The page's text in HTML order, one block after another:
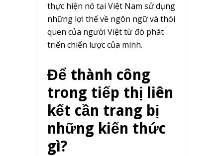
thực hiện nó tại Việt Nam sử dụng
những lợi thế về ngôn ngữ và thói
quen của người Việt từ đó phát
triển chiến lược của mình.
Để thành công
trong tiếp thị liên
kết cần trang bị
những kiến thức
gì?